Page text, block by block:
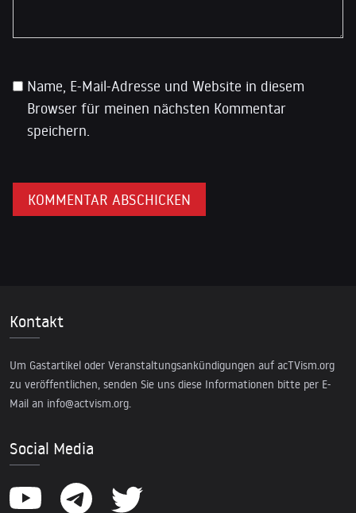
Name, E-Mail-Adresse und Website in diesem
Browser für meinen nächsten Kommentar
speichern.
Kontakt
Um Gastartikel oder Veranstaltungsankündigungen auf acTVism.org
zu veröffentlichen, senden Sie uns diese Informationen bitte per E-
Mail an info@actvism.org.
Social Media